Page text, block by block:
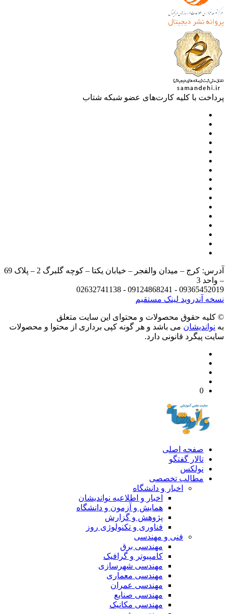
با کلیه کارت‌های عضو شبکه شتاب
آدرس: کرج – میدان والفجر – خیابان یکتا – کوچه گلبرگ 2 – پلاک 69
3
09365452019 - 09124868241 -
آندرویدلینک مستقیم
حقوق محصولات و محتوای اين سایت متعلق
می باشد و هر گونه کپی برداری از محتوا و محصولات
پیگرد قانونی دارد.
صفحه اصلی
تالار گفتگو
نولکس
مطالب تخصصی
اخبار و دانشگاه
اخبار و اطلاعیه نواندیشان
همایش و آزمون و دانشگاه
پژوهش و گزارش
فناوری و تکنولوژی روز
فنی و مهندسی
مهندسی برق
کامپیوتر و گرافیک
مهندسی شهرسازی
مهندسی معماری
مهندسی عمران
مهندسی صنایع
مهندسی مکانیک